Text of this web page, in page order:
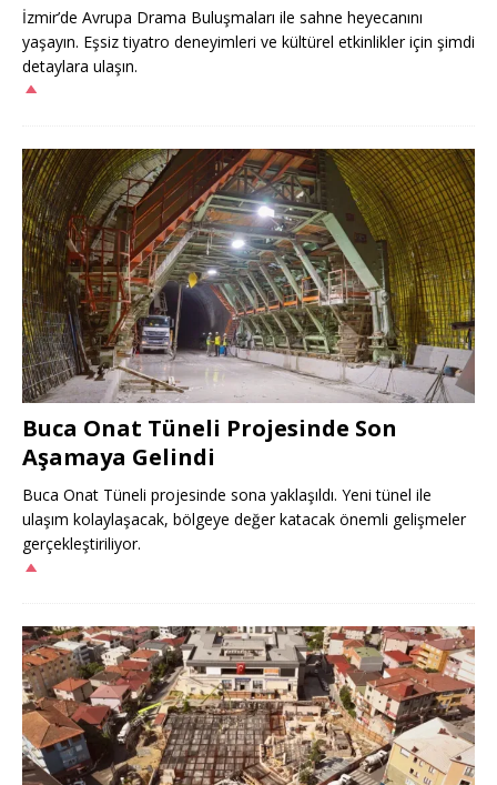
İzmir’de Avrupa Drama Buluşmaları ile sahne heyecanını
yaşayın. Eşsiz tiyatro deneyimleri ve kültürel etkinlikler için şimdi
detaylara ulaşın.
Buca Onat Tüneli Projesinde Son
Aşamaya Gelindi
Buca Onat Tüneli projesinde sona yaklaşıldı. Yeni tünel ile
ulaşım kolaylaşacak, bölgeye değer katacak önemli gelişmeler
gerçekleştiriliyor.